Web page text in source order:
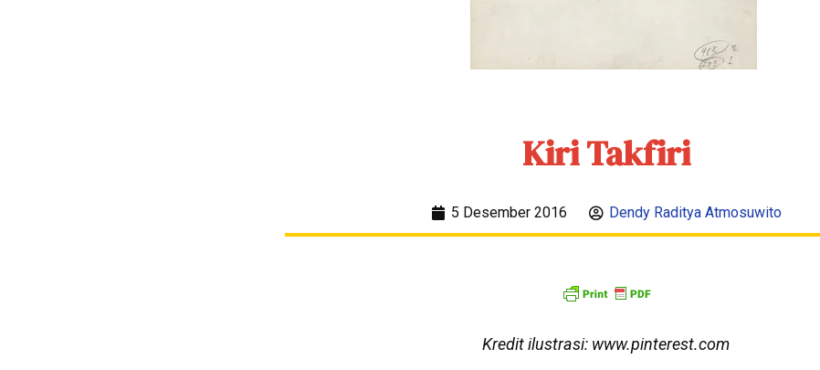
Kiri Takfiri
5 Desember 2016 Dendy Raditya Atmosuwito
Kredit ilustrasi: www.pinterest.com